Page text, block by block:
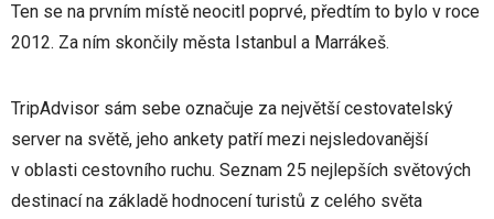
Ten se na prvním místě neocitl poprvé, předtím to bylo v roce
2012. Za ním skončily města Istanbul a Marrákeš.
TripAdvisor sám sebe označuje za největší cestovatelský
server na světě, jeho ankety patří mezi nejsledovanější
v oblasti cestovního ruchu. Seznam 25 nejlepších světových
destinací na základě hodnocení turistů z celého světa